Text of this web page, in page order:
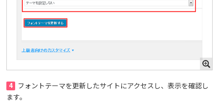
4
フォントテーマを更新したサイトにアクセスし、表示を確認し
ます。